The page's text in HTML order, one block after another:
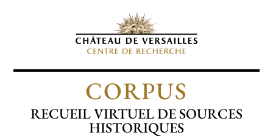
CORPUS
RECUEIL VIRTUEL DE SOURCES
HISTORIQUES